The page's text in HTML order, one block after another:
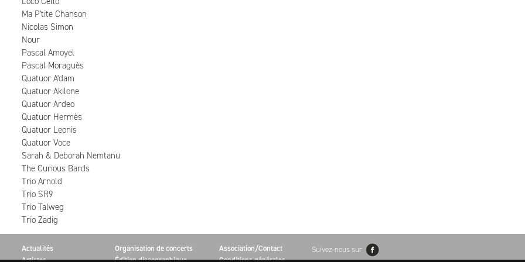
Ma P'tite Chanson
Nicolas Simon
Nour
Pascal Amoyel
Pascal Moraguès
Quatuor A'dam
Quatuor Akilone
Quatuor Ardeo
Quatuor Hermès
Quatuor Leonis
Quatuor Voce
Sarah & Deborah Nemtanu
The Curious Bards
Trio Arnold
Trio SR9
Trio Talweg
Trio Zadig
Actualités
Artistes
Organisation de concerts
Édition discographique
Association/Contact
Conditions générales
Suivez-nous sur